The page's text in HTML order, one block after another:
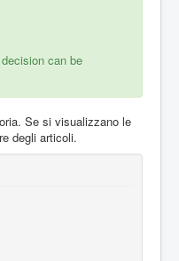
can be
Se si visualizzano le
degli articoli.